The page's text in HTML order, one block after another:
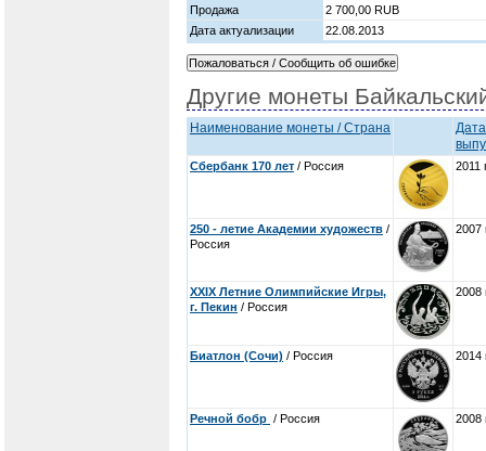
Продажа
2 700,00 RUB
Дата актуализации
22.08.2013
Другие монеты
Наименование монеты / Страна
Дата
Сбербанк 170 лет / Россия 2011
250 - летие Академии художеств /
Россия
2007
XXIX Летние Олимпийские Игры,
г. Пекин / Россия
2008
Биатлон (Сочи) / Россия 2014
Речной бобр / Россия 2008